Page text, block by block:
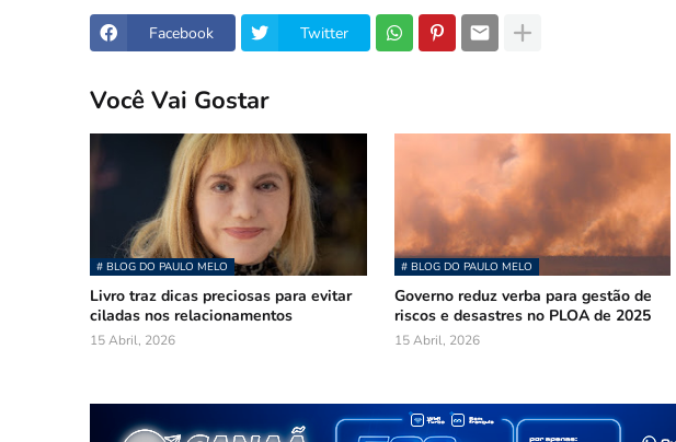
Facebook Twitter
Você Vai Gostar
# BLOG DO PAULO MELO
Livro traz dicas preciosas para evitar
ciladas nos relacionamentos
15 Abril, 2026
# BLOG DO PAULO MELO
Governo reduz verba para gestão de
riscos e desastres no PLOA de 2025
15 Abril, 2026